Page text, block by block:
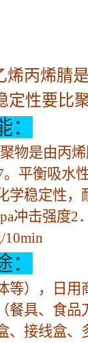
烯丙烯腈
定性要比
物是由丙
。平衡吸水
学稳定性，
冲击强度2
10min
等），日
餐具、食
、接线盒、